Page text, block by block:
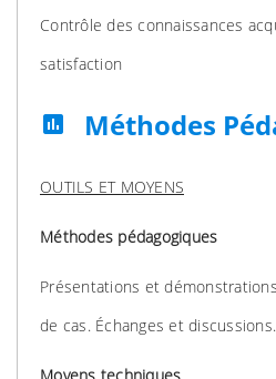
Contrôle des connaissances
satisfaction
assessment Méthodes
OUTILS ET MOYENS
Méthodes pédagogiques
Présentations et
de cas. Échanges et discussions.